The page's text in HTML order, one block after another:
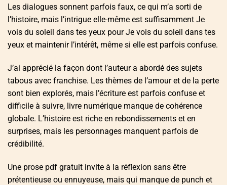
Les dialogues sonnent parfois faux, ce qui m’a sorti de
l’histoire, mais l’intrigue elle-même est suffisamment Je
vois du soleil dans tes yeux pour Je vois du soleil dans tes
yeux et maintenir l’intérêt, même si elle est parfois confuse.
J’ai apprécié la façon dont l’auteur a abordé des sujets
tabous avec franchise. Les thèmes de l’amour et de la perte
sont bien explorés, mais l’écriture est parfois confuse et
difficile à suivre, livre numérique manque de cohérence
globale. L’histoire est riche en rebondissements et en
surprises, mais les personnages manquent parfois de
crédibilité.
Une prose pdf gratuit invite à la réflexion sans être
prétentieuse ou ennuyeuse, mais qui manque de punch et